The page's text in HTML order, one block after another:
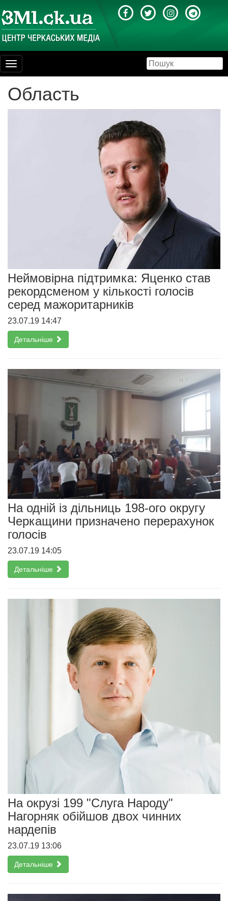
Toggle
navigation
Область
Неймовірна підтримка: Яценко став
рекордсменом у кількості голосів
серед мажоритарників
23.07.19 14:47
Детальніше
На одній із дільниць 198-ого округу
Черкащини призначено перерахунок
голосів
23.07.19 14:05
Детальніше
На окрузі 199 "Слуга Народу"
Нагорняк обійшов двох чинних
нардепів
23.07.19 13:06
Детальніше